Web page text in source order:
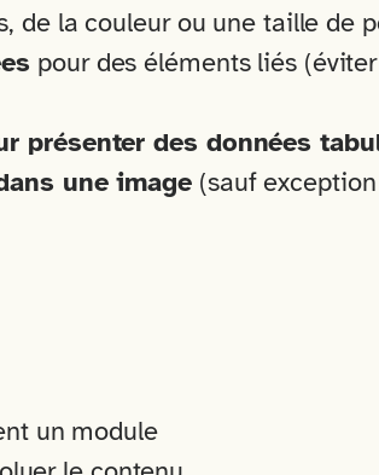
de la couleur ou une taille de
pour des éléments liés
présenter des données
une image (sauf
un module